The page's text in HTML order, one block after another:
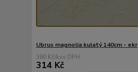
Ubrus magnolia kulatý 140cm - ekr
380 Kč/ks
314 Kč